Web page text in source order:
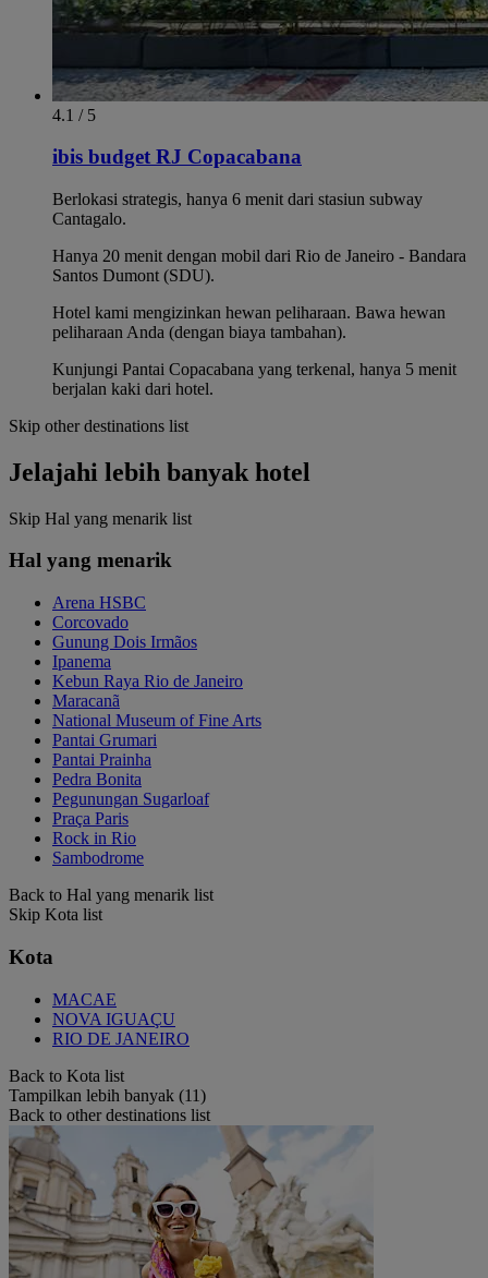
4.1 / 5
ibis budget RJ Copacabana
Berlokasi strategis, hanya 6 menit dari stasiun subway
Cantagalo.
Hanya 20 menit dengan mobil dari Rio de Janeiro - Bandara
Santos Dumont (SDU).
Hotel kami mengizinkan hewan peliharaan. Bawa hewan
peliharaan Anda (dengan biaya tambahan).
Kunjungi Pantai Copacabana yang terkenal, hanya 5 menit
berjalan kaki dari hotel.
Skip other destinations list
Jelajahi lebih banyak hotel
Skip Hal yang menarik list
Hal yang menarik
Arena HSBC
Corcovado
Gunung Dois Irmãos
Ipanema
Kebun Raya Rio de Janeiro
Maracanã
National Museum of Fine Arts
Pantai Grumari
Pantai Prainha
Pedra Bonita
Pegunungan Sugarloaf
Praça Paris
Rock in Rio
Sambodrome
Back to Hal yang menarik list
Skip Kota list
Kota
MACAE
NOVA IGUAÇU
RIO DE JANEIRO
Back to Kota list
Tampilkan lebih banyak (11)
Back to other destinations list